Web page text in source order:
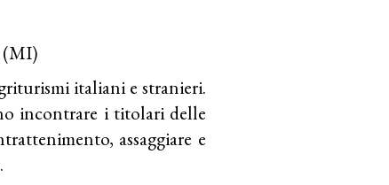
(MI)
italiani e stranieri.
incontrare i titolari delle
assaggiare e